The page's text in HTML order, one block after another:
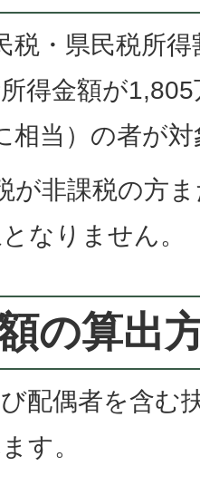
税・県民税所
得金額が
相当）の者が
が非課税の方
なりません。
の算出
配偶者を含む
す。